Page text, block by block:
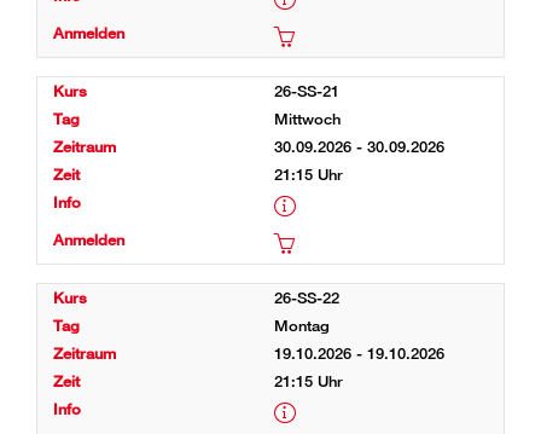
26-SS-21
Mittwoch
30.09.2026 - 30.09.2026
21:15 Uhr
26-SS-22
Montag
19.10.2026 - 19.10.2026
21:15 Uhr